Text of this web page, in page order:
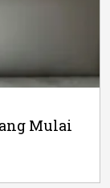
Mulai